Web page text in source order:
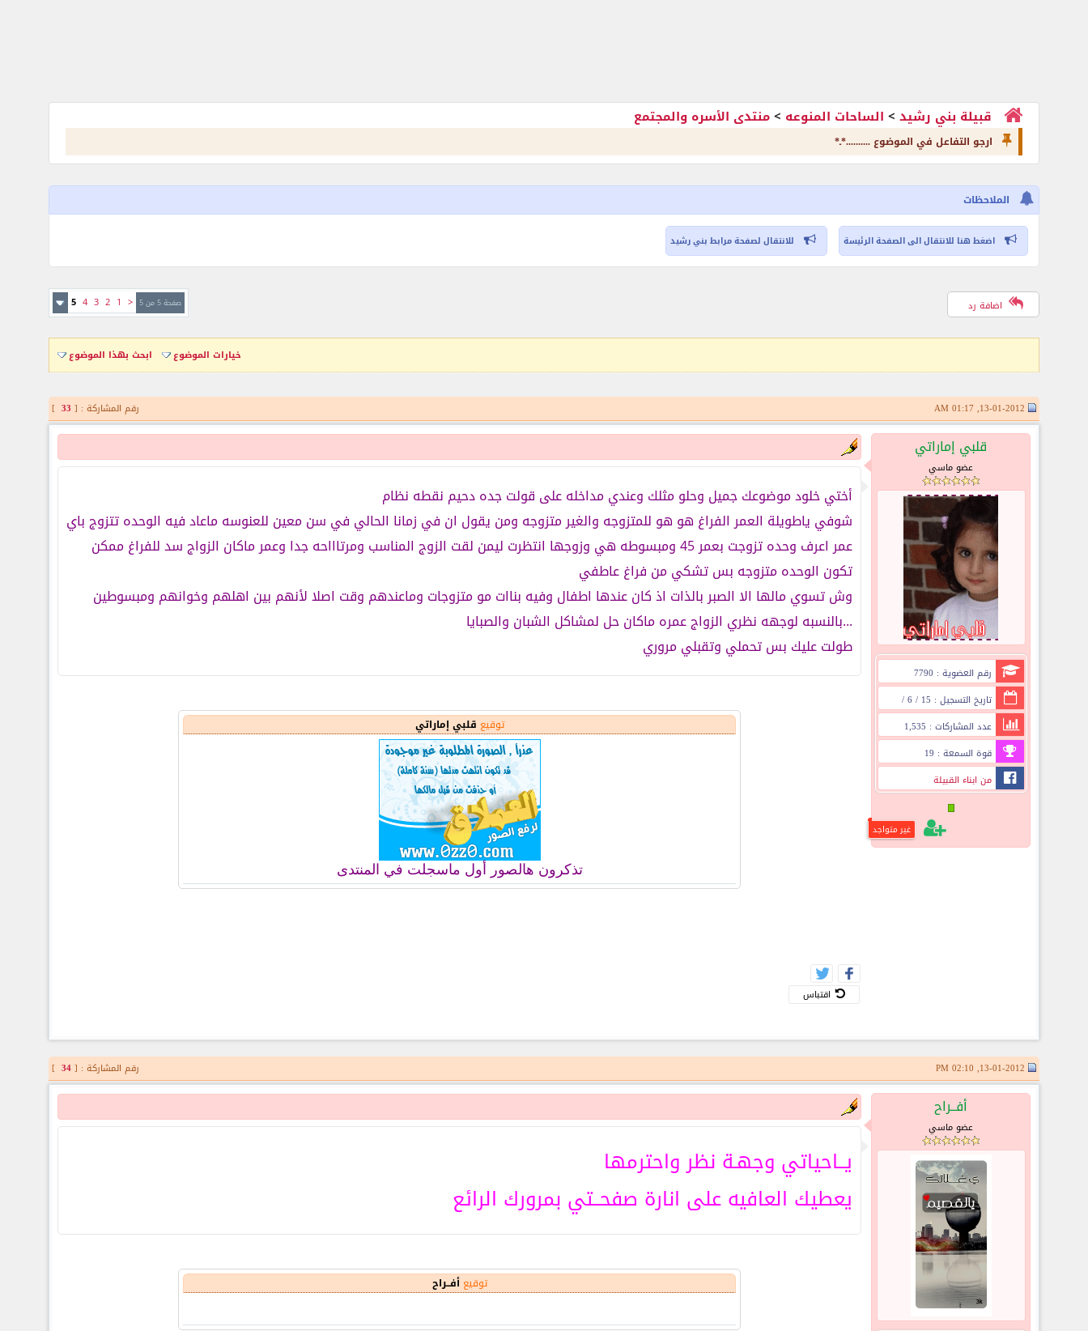
قبيلة بني رشيد > الساحات المنوعه >منتدى الأسره والمجتمع
ارجو التفاعل في الموضوع ..........*ـ*
الملاحظات
اضغط هنا للانتقال الى الصفحة الرئيسة للانتقال لصفحة مرابط بني رشيد
اضافة رد صفحة 5 من 5 <
1
2
3
4
5
خيارات الموضوع ابحث بهذا الموضوع
رقم المشاركة : [ 33
]
قلبي إماراتي
عضو ماسي
رقم العضوية : 7790
تاريخ التسجيل : 15 / 6 /
2009
عدد المشاركات : 1,535
قوة السمعة : 19
من ابناء القبيلة
غير متواجد
أختي خلود موضوعك جميل وحلو مثلك وعندي مداخله على قولت جده دحيم نقطه نظام
شوفي ياطويلة العمر الفراغ هو هو للمتزوجه والغير متزوجه ومن يقول ان في زمانا الحالي في سن معين للعنوسه ماعاد فيه الوحده تتزوج باي
عمر اعرف وحده تزوجت بعمر 45 ومبسوطه هي وزوجها انتظرت ليمن لقت الزوج المناسب ومرتاااحه جدا وعمر ماكان الزواج سد للفراغ ممكن
تكون الوحده متزوجه بس تشكي من فراغ عاطفي
وش تسوي مالها الا الصبر بالذات اذ كان عندها اطفال وفيه بناات مو متزوجات وماعندهم وقت اصلا لأنهم بين اهلهم وخوانهم ومبسوطين
...بالنسبه لوجهه نظري الزواج عمره ماكان حل لمشاكل الشبان والصبايا
طولت عليك بس تحملي وتقبلي مروري
توقيع قلبي إماراتي
تذكرون هالصور أول ماسجلت في المنتدى
اقتباس
رقم المشاركة : [34
]
أفــراح
عضو ماسي
يــاحياتي وجهـة نظر واحترمها
يعطيك العافيه على انارة صفحــتي بمرورك الرائع
توقيعأفــراح